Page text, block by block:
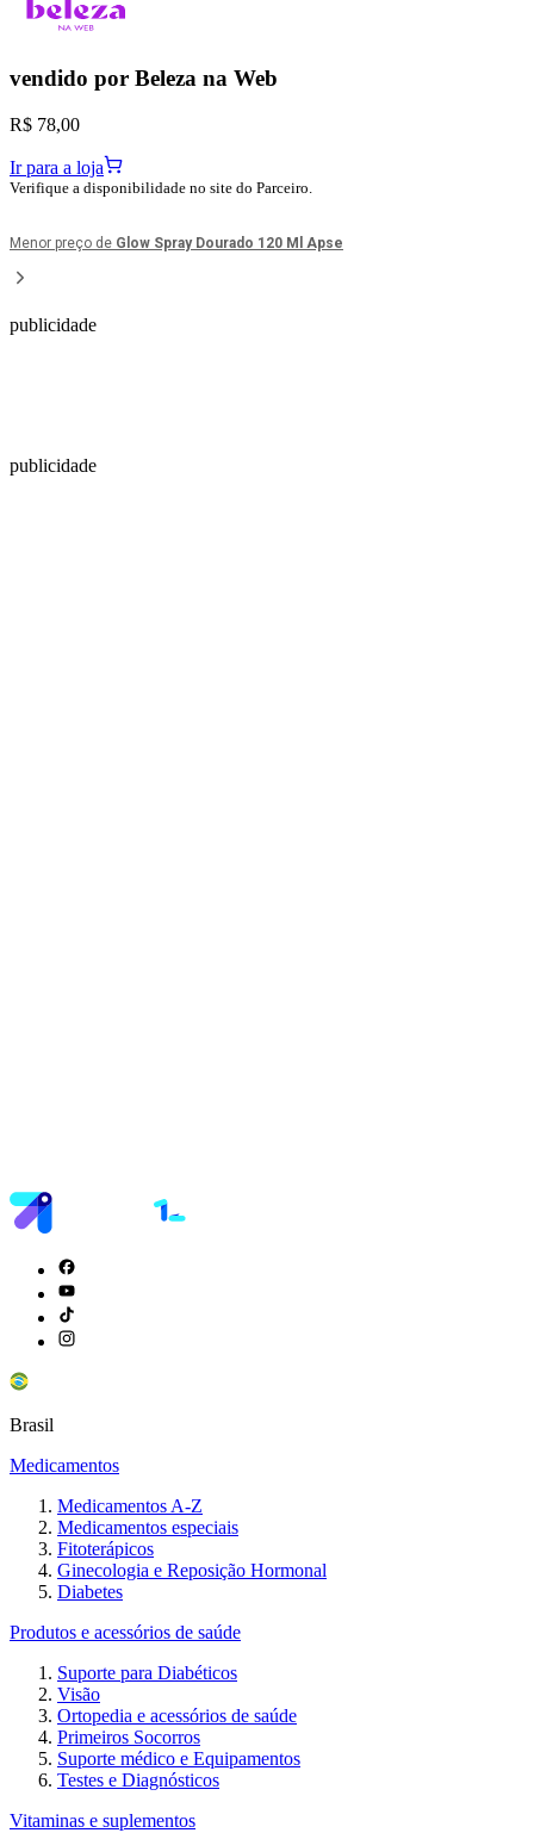
vendido por Beleza na Web
R$ 78,00
Ir para a loja
Verifique a disponibilidade no site do Parceiro.
Menor preço de Glow Spray Dourado 120 Ml Apse
publicidade
publicidade
Brasil
Medicamentos
Medicamentos A-Z
Medicamentos especiais
Fitoterápicos
Ginecologia e Reposição Hormonal
Diabetes
Produtos e acessórios de saúde
Suporte para Diabéticos
Visão
Ortopedia e acessórios de saúde
Primeiros Socorros
Suporte médico e Equipamentos
Testes e Diagnósticos
Vitaminas e suplementos